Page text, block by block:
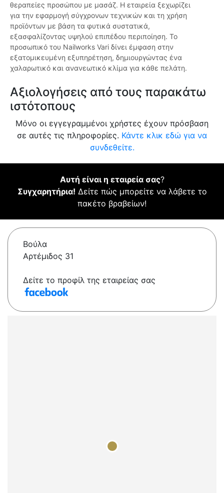
θεραπείες προσώπου με μασάζ. Η εταιρεία ξεχωρίζει
για την εφαρμογή σύγχρονων τεχνικών και τη χρήση
προϊόντων με βάση τα φυτικά συστατικά,
εξασφαλίζοντας υψηλού επιπέδου περιποίηση. Το
προσωπικό του Nailworks Vari δίνει έμφαση στην
εξατομικευμένη εξυπηρέτηση, δημιουργώντας ένα
χαλαρωτικό και ανανεωτικό κλίμα για κάθε πελάτη.
Αξιολογήσεις από τους παρακάτω
ιστότοπους
Μόνο οι εγγεγραμμένοι χρήστες έχουν πρόσβαση
σε αυτές τις πληροφορίες. Κάντε κλικ εδώ για να
συνδεθείτε.
Αυτή είναι η εταιρεία σας?
Συγχαρητήρια! Δείτε πώς μπορείτε να λάβετε το
πακέτο βραβείων!
Βούλα
Αρτέμιδος 31
Δείτε το προφίλ της εταιρείας σας